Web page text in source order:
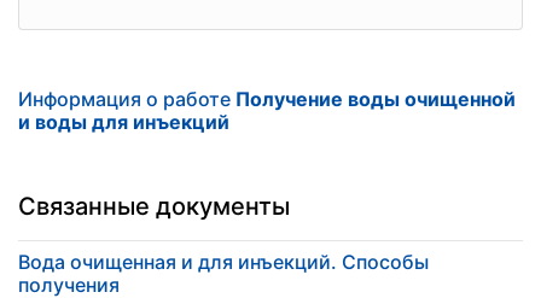
Информация о работе Получение воды очищенной
и воды для инъекций
Связанные документы
Вода очищенная и для инъекций. Способы
получения